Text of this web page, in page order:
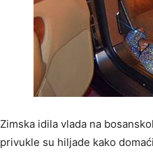
Zimska idila vlada na
privukle su hiljade kako